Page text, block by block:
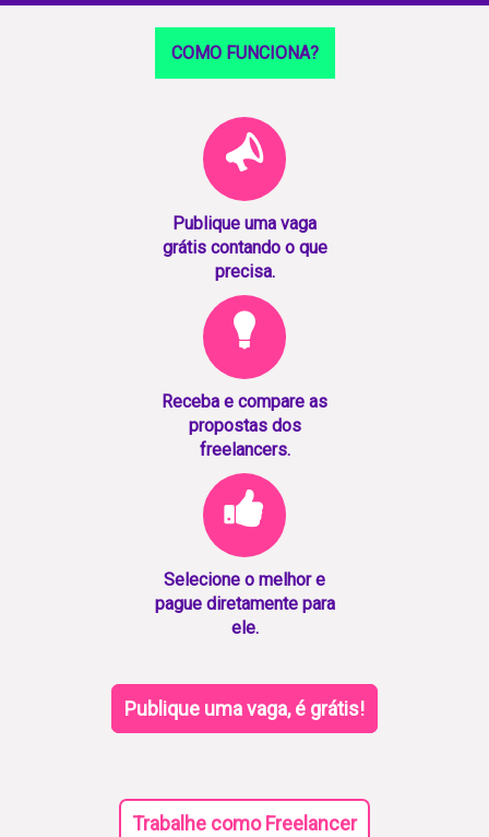
COMO FUNCIONA?
Publique uma vaga
grátis contando o que
precisa.
Receba e compare as
propostas dos
freelancers.
Selecione o melhor e
pague diretamente para
ele.
Publique uma vaga, é grátis!
Trabalhe como Freelancer